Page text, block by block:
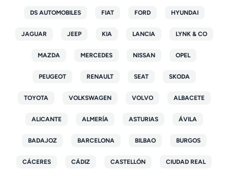
DS AUTOMOBILES FIAT FORD HYUNDAI
JAGUAR JEEP KIA LANCIA LYNK & CO
MAZDA MERCEDES NISSAN OPEL
PEUGEOT RENAULT SEAT SKODA
TOYOTA VOLKSWAGEN VOLVO ALBACETE
ALICANTE ALMERÍA ASTURIAS ÁVILA
BADAJOZ BARCELONA BILBAO BURGOS
CÁCERES CÁDIZ CASTELLÓN CIUDAD REAL